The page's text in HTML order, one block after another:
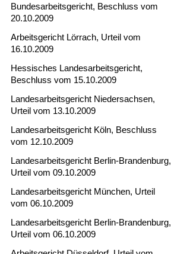
Bundesarbeitsgericht, Beschluss vom
20.10.2009
Arbeitsgericht Lörrach, Urteil vom
16.10.2009
Hessisches Landesarbeitsgericht,
Beschluss vom 15.10.2009
Landesarbeitsgericht Niedersachsen,
Urteil vom 13.10.2009
Landesarbeitsgericht Köln, Beschluss
vom 12.10.2009
Landesarbeitsgericht Berlin-Brandenburg,
Urteil vom 09.10.2009
Landesarbeitsgericht München, Urteil
vom 06.10.2009
Landesarbeitsgericht Berlin-Brandenburg,
Urteil vom 06.10.2009